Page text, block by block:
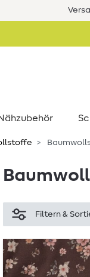
Filtern &